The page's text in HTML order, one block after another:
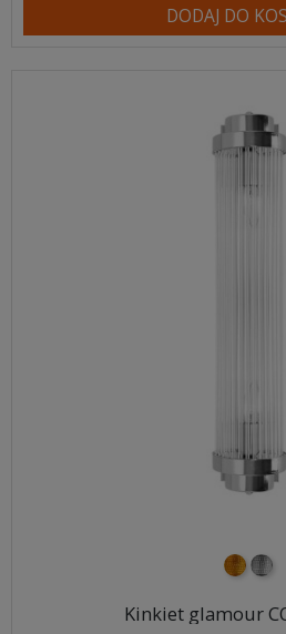
DODAJ DO
złoty
Kinkiet glamour